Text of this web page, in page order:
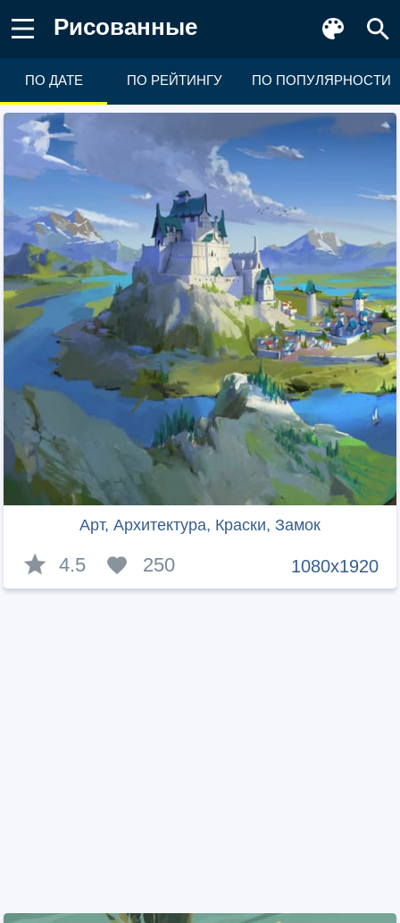
Рисованные
ПО ДАТЕ ПО РЕЙТИНГУ ПО ПОПУЛЯРНОСТИ
Арт, Архитектура, Краски, Замок
1080x1920
4.5 250